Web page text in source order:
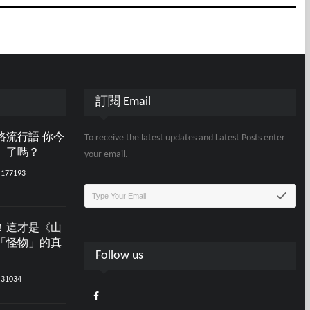
流行語 你今
了嗎？
177193
這才是《山
怪物」的真
31034
訂閱 Email
To receive the latest updates and Latest Posts enter
your email.
Follow us